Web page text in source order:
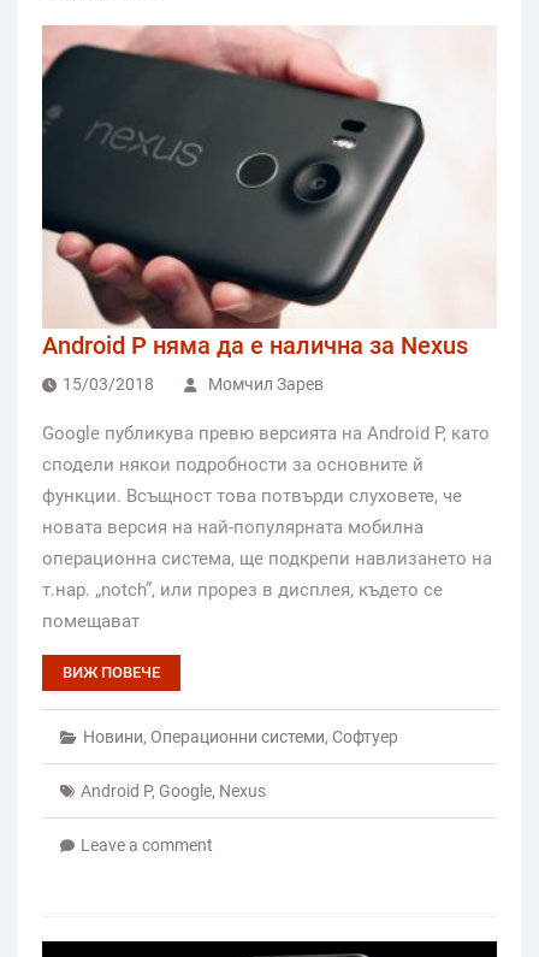
Android P няма да е налична за Nexus
15/03/2018 Момчил Зарев
Google публикува превю версията на Android P, като
сподели някои подробности за основните й
функции. Всъщност това потвърди слуховете, че
новата версия на най-популярната мобилна
операционна система, ще подкрепи навлизането на
т.нар. „notch”, или прорез в дисплея, където се
помещават
ВИЖ ПОВЕЧЕ
Новини, Операционни системи, Софтуер
Android P, Google, Nexus
Leave a comment